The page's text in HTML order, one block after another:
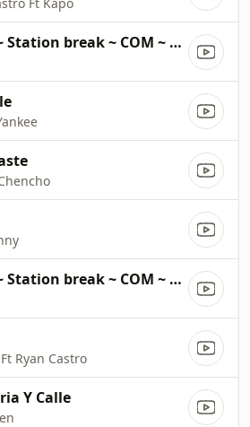
Wskq ~ Station break ~ COM ~ 61900
Wskq ~ Station break ~ COM ~ 61100
Ryan Castro
Y Calle